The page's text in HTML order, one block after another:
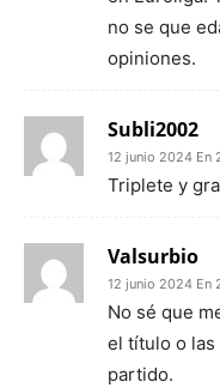
no se que
opiniones.
Subli2002
12 junio 2024 En
Triplete y
Valsurbio
12 junio 2024 En
No sé que
el título o las
partido.